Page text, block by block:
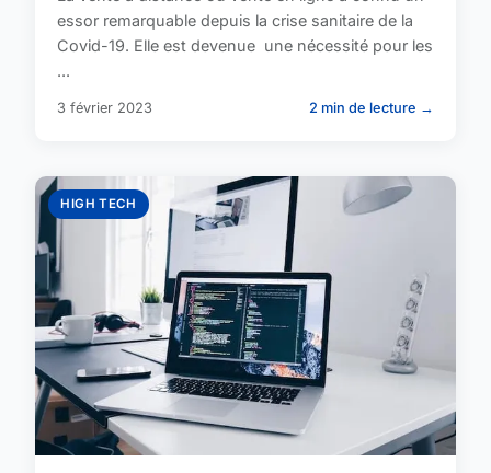
essor remarquable depuis la crise sanitaire de la
Covid-19. Elle est devenue une nécessité pour les
...
3 février 2023 2 min de lecture →
HIGH TECH